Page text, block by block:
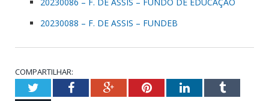
20230088 – F. DE ASSIS – FUNDEB
COMPARTILHAR:
TwitterFacebookGoogle+PinterestLinkedInTumblr